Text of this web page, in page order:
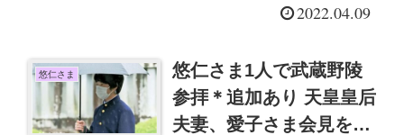
2022.04.09
悠仁さま
悠仁さま1人で武蔵野陵
参拝＊追加あり 天皇皇后
夫妻、愛子さま会見を終